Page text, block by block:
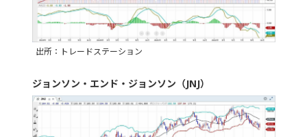
出所：トレードステーション
ジョンソン・エンド・ジョンソン（JNJ）